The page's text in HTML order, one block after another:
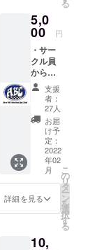
る
5,0
00 円
・サー
クル員
からお
礼の手
紙を送
らせて
いただ
きま
す。 ・
3月に行
われる
引退公
演のエ
ンド
ロール
に名前
させて
支援
者：
27人
お届
け予
定：
2022
年02
月
詳細を見る
こ
の
リ
タ
ー
ン
を
選
択
す
る
10,